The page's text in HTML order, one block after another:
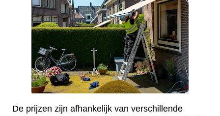
De prijzen zijn afhankelijk van verschillende